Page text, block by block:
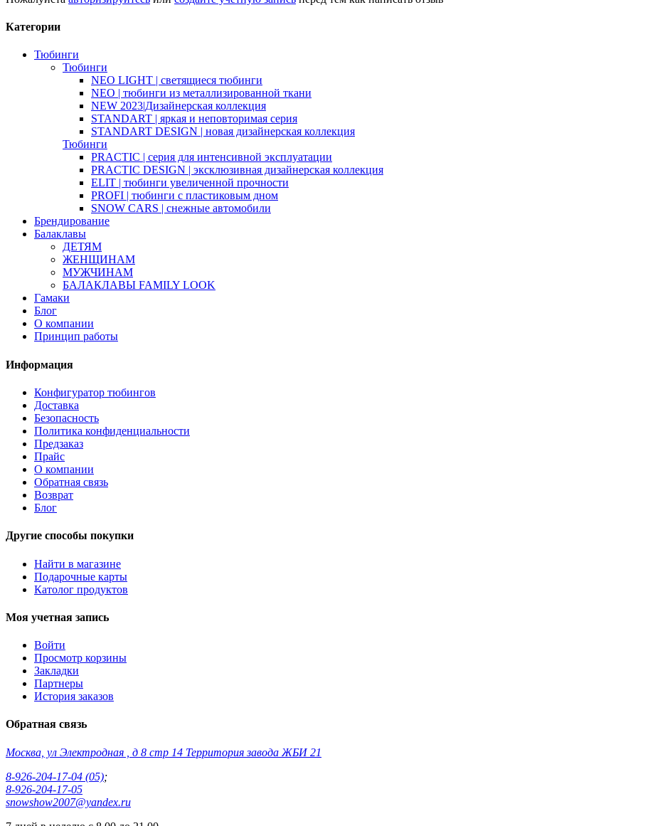
Категории
Тюбинги
Тюбинги
NEO LIGHT | светящиеся тюбинги
NEO | тюбинги из металлизированной ткани
NEW 2023|Дизайнерская коллекция
STANDART | яркая и неповторимая серия
STANDART DESIGN | новая дизайнерская коллекция
Тюбинги
PRACTIC | серия для интенсивной эксплуатации
PRACTIC DESIGN | эксклюзивная дизайнерская коллекция
ELIT | тюбинги увеличенной прочности
PROFI | тюбинги с пластиковым дном
SNOW CARS | снежные автомобили
Брендирование
Балаклавы
ДЕТЯМ
ЖЕНЩИНАМ
МУЖЧИНАМ
БАЛАКЛАВЫ FAMILY LOOK
Гамаки
Блог
О компании
Принцип работы
Информация
Конфигуратор тюбингов
Доставка
Безопасность
Политика конфиденциальности
Предзаказ
Прайс
О компании
Обратная связь
Возврат
Блог
Другие способы покупки
Найти в магазине
Подарочные карты
Католог продуктов
Моя учетная запись
Войти
Просмотр корзины
Закладки
Партнеры
История заказов
Обратная связь
Москва, ул Электродная , д 8 стр 14 Территория завода ЖБИ 21
8-926-204-17-04 (05);
8-926-204-17-05
snowshow2007@yandex.ru